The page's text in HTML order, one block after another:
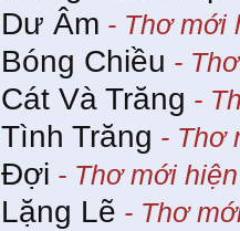
Dư Âm - Thơ mới
Bóng Chiều -
Cát Và Trăng -
Tình Trăng - Thơ
Đợi - Thơ mới
Lặng Lẽ - Thơ